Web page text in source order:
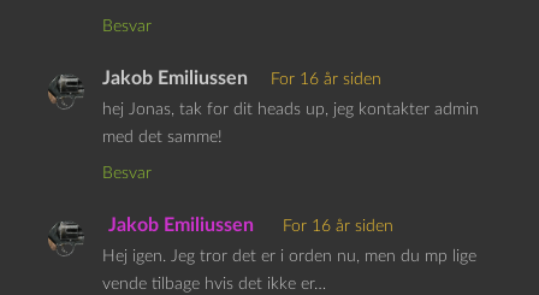
Besvar
Jakob Emiliussen
For 16 år siden
hej Jonas, tak for dit heads up, jeg kontakter admin
med det samme!
Besvar
Jakob Emiliussen
For 16 år siden
Hej igen. Jeg tror det er i orden nu, men du mp lige
vende tilbage hvis det ikke er…